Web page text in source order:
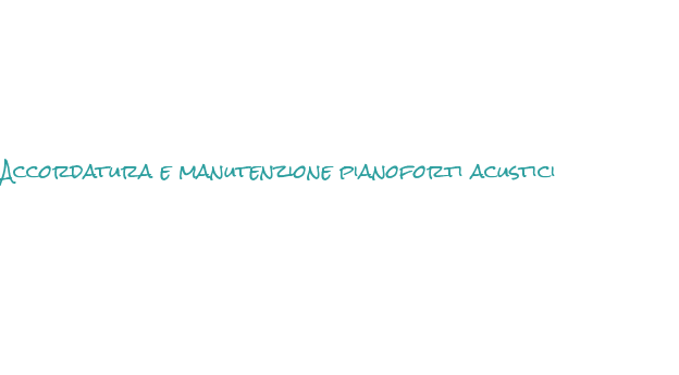
Accordatura e manutenzione pianoforti acustici